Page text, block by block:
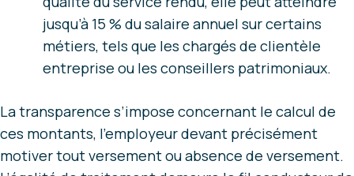
jusqu’à 15 % du salaire annuel sur certains
métiers, tels que les chargés de clientèle
entreprise ou les conseillers patrimoniaux.
La transparence s’impose concernant le calcul de
ces montants, l’employeur devant précisément
motiver tout versement ou absence de versement.